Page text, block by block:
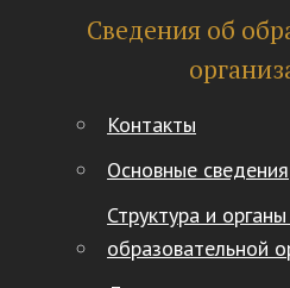
Сведения об
Контакты
Основные сведения
Структура и
образовательной